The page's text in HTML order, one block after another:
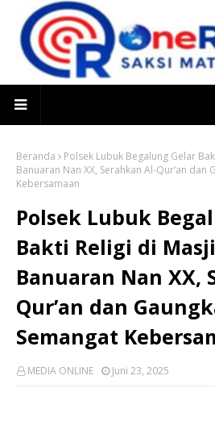
Beranda
Polsek Lubuk Begalung Gelar
Banuaran Nan XX, Serahkan Al-Qur’an dan
Kebersamaan
Polsek Lubuk
Bakti Religi di
Banuaran Nan XX,
Qur’an dan
Semangat
MEDIA ONLINE Juni 23, 2025